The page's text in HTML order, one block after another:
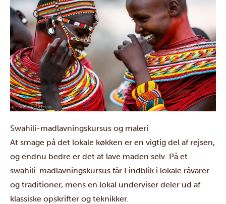
Swahili-madlavningskursus og maleri
At smage på det lokale køkken er en vigtig del af rejsen,
og endnu bedre er det at lave maden selv. På et
swahili-madlavningskursus får I indblik i lokale råvarer
og traditioner, mens en lokal underviser deler ud af
klassiske opskrifter og teknikker.